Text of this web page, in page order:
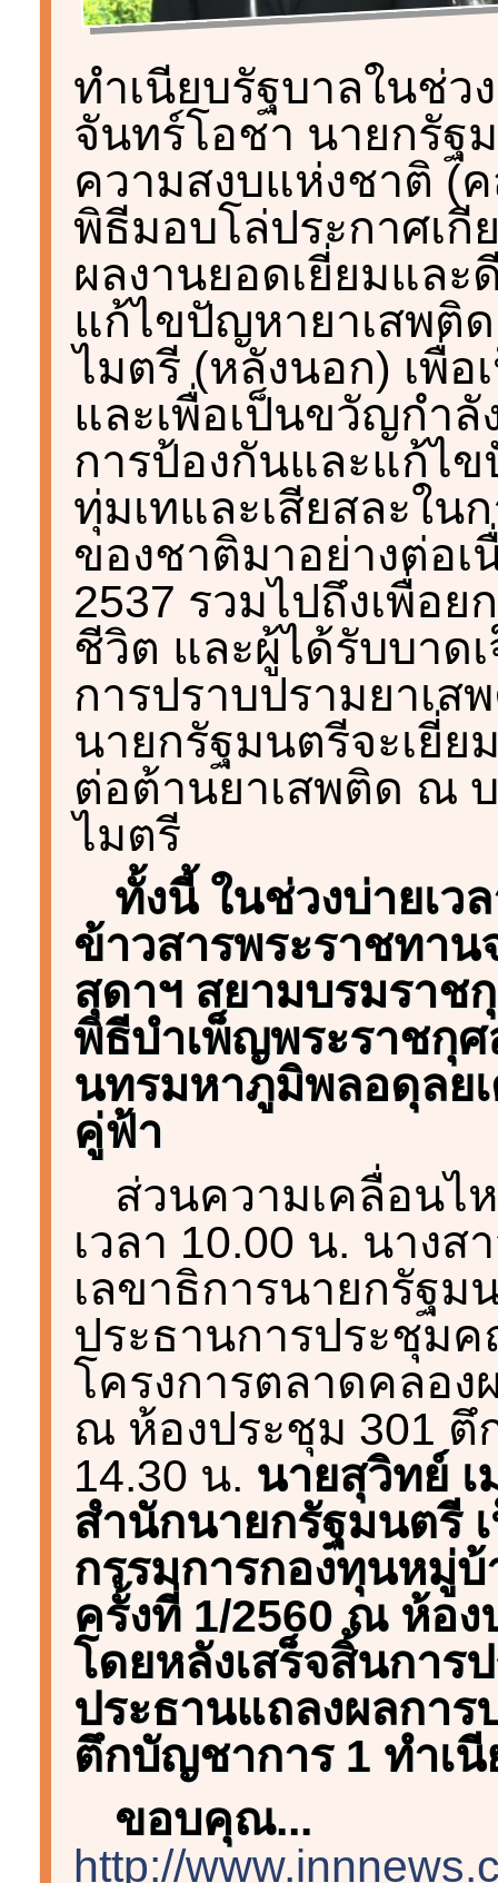
ทำเนียบรัฐบาลในช่ว
จันทร์โอชา นายกรั
ความสงบแห่งชาติ (
พิธีมอบโล่ประกาศเ
ผลงานยอดเยี่ยมและ
แก้ไขปัญหายาเสพติ
ไมตรี (หลังนอก) เพื่อ
และเพื่อเป็นขวัญกำ
การป้องกันและแก้ไ
ทุ่มเทและเสียสละใน
ของชาติมาอย่างต่อเ
2537 รวมไปถึงเพื่อย
ชีวิต และผู้ได้รับบาด
การปราบปรามยาเส
นายกรัฐมนตรีจะเยี่ย
ต่อต้านยาเสพติด ณ
ไมตรี
ทั้งนี้ ในช่วงบ่ายเว
ข้าวสารพระราชทาน
สุดาฯ สยามบรมราช
พิธีบำเพ็ญพระราชกุ
นทรมหาภูมิพลอดุลย
คู่ฟ้า
ส่วนความเคลื่อนไ
เวลา 10.00 น. นางส
เลขาธิการนายกรัฐม
ประธานการประชุม
โครงการตลาดคลอง
ณ ห้องประชุม 301 ตึ
14.30 น. นายสุวิทย์
สำนักนายกรัฐมนตรี
กรรมการกองทุนหมู่
ครั้งที่ 1/2560 ณ ห้อ
โดยหลังเสร็จสิ้นการ
ประธานแถลงผลกา
ตึกบัญชาการ 1 ทำเนี
ขอบคุณ...
http://